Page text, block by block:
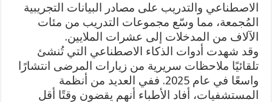
الاصطناعي والتدريب على مصادر البيانات التجريبية
المُجمعة، مما وسّع مجموعات التدريب من مئات
الآلاف من المدخلات إلى عشرات الملايين.
وقد شهدت أدوات الذكاء الاصطناعي التي تُنشئ
تلقائيًا ملاحظات سريرية من زيارات المرضى انتشارًا
واسعًا في عام 2025. ففي العديد من أنظمة
المستشفيات، أفاد الأطباء أنهم يقضون وقتًا أقل